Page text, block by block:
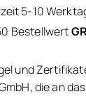
5-10
Bestellwert
und
die an